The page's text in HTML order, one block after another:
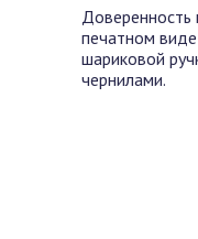
печатном
шариковой
чернилами.